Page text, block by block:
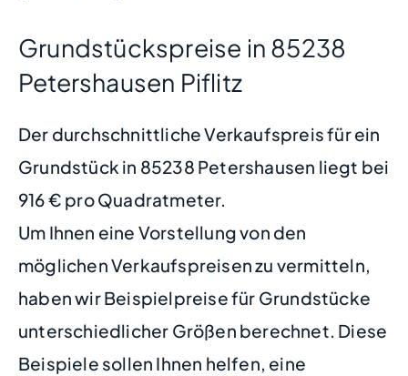
Grundstückspreise in 85238
Petershausen Piflitz
Der durchschnittliche Verkaufspreis für ein
Grundstück in 85238 Petershausen liegt bei
916 € pro Quadratmeter.
Um Ihnen eine Vorstellung von den
möglichen Verkaufspreisen zu vermitteln,
haben wir Beispielpreise für Grundstücke
unterschiedlicher Größen berechnet. Diese
Beispiele sollen Ihnen helfen, eine